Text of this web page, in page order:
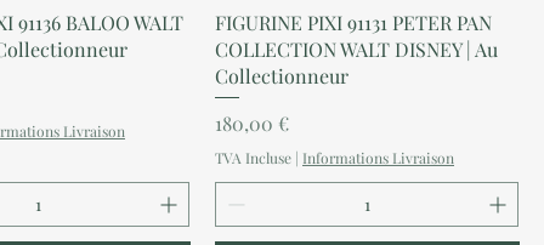
rapide
91136 BALOO WALT
Livraison
Aperçu rapide
FIGURINE PIXI 91131 PETER PAN
COLLECTION WALT DISNEY | Au
Collectionneur
Prix
180,00 €
TVA Incluse | Informations Livraison